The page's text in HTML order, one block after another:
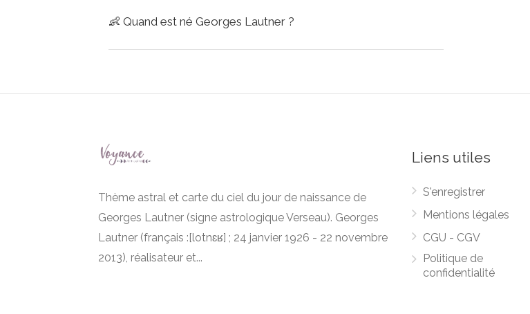
👶 Quand est né Georges Lautner ?
Thème astral et carte du ciel du jour de naissance de
Georges Lautner (signe astrologique Verseau). Georges
Lautner (français :[lotnɛʁ] ; 24 janvier 1926 - 22 novembre
2013), réalisateur et...
Liens utiles
S'enregistrer
Mentions légales
CGU - CGV
Politique de
confidentialité